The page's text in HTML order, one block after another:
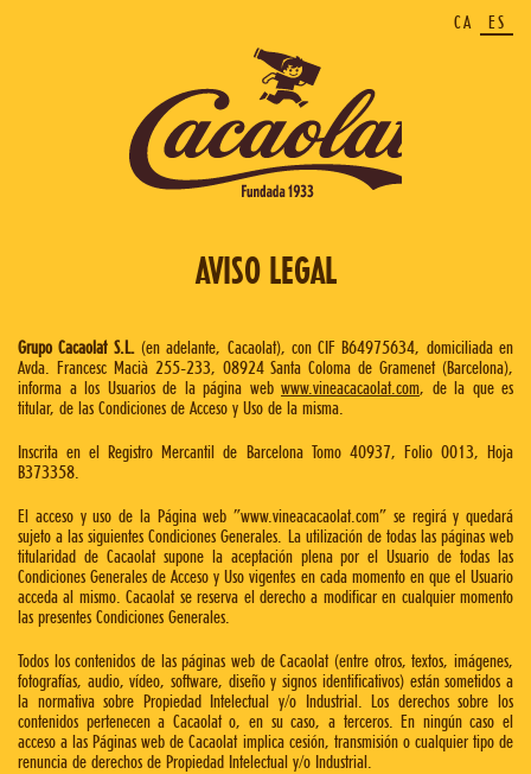
CA ES
AVISO LEGAL
Grupo Cacaolat S.L.(en adelante, Cacaolat), con CIF B64975634, domiciliada en
Avda. Francesc Macià 255-233, 08924 Santa Coloma de Gramenet (Barcelona),
informa a los Usuarios de la página web www.vineacacaolat.com, de la que es
titular, de las Condiciones de Acceso y Uso de la misma.
Inscrita en el Registro Mercantil de Barcelona Tomo 40937, Folio 0013, Hoja
B373358.
El acceso y uso de la Página web “www.vineacacaolat.com” se regirá y quedará
sujeto a las siguientes Condiciones Generales. La utilización de todas las páginas web
titularidad de Cacaolat supone la aceptación plena por el Usuario de todas las
Condiciones Generales de Acceso y Uso vigentes en cada momento en que el Usuario
acceda al mismo. Cacaolat se reserva el derecho a modificar en cualquier momento
las presentes Condiciones Generales.
Todos los contenidos de las páginas web de Cacaolat (entre otros, textos, imágenes,
fotografías, audio, vídeo, software, diseño y signos identificativos) están sometidos a
la normativa sobre Propiedad Intelectual y/o Industrial. Los derechos sobre los
contenidos pertenecen a Cacaolat o, en su caso, a terceros. En ningún caso el
acceso a las Páginas web de Cacaolat implica cesión, transmisión o cualquier tipo de
renuncia de derechos de Propiedad Intelectual y/o Industrial.